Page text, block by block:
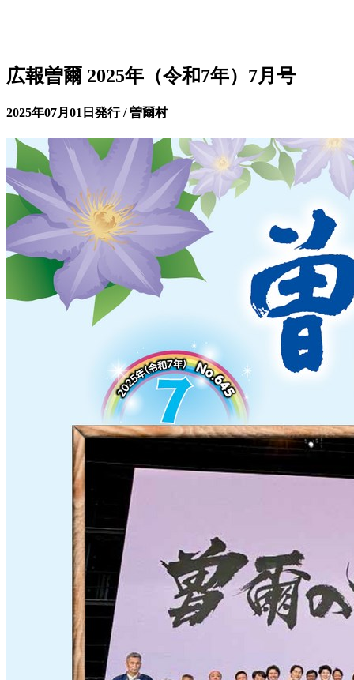
広報曽爾 2025年（令和7年）7月号
2025年07月01日発行 / 曽爾村